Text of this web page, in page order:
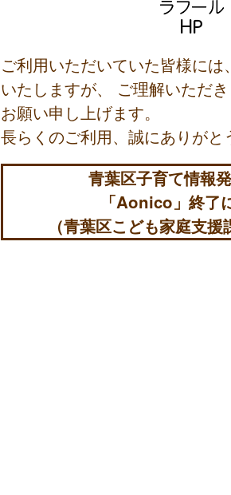
ご利用いただいていた皆様に
いたしますが、 ご理解いただ
お願い申し上げます。
長らくのご利用、誠にありがと
青葉区子育て情報
「Aonico」終了
（青葉区こども家庭支援